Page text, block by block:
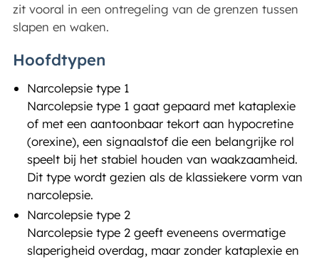
zit vooral in een ontregeling van de grenzen tussen
slapen en waken.
Hoofdtypen
Narcolepsie type 1
Narcolepsie type 1 gaat gepaard met kataplexie
of met een aantoonbaar tekort aan hypocretine
(orexine), een signaalstof die een belangrijke rol
speelt bij het stabiel houden van waakzaamheid.
Dit type wordt gezien als de klassiekere vorm van
narcolepsie.
Narcolepsie type 2
Narcolepsie type 2 geeft eveneens overmatige
slaperigheid overdag, maar zonder kataplexie en